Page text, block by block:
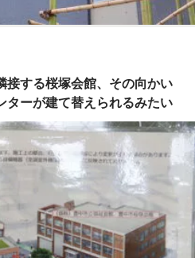
接する桜塚会館、その向かい
ターが建て替えられるみたい